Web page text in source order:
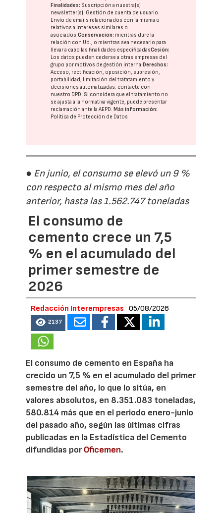
Finalidades: Suscripción a nuestra(s)
newsletter(s). Gestión de cuenta de usuario.
Envío de emails relacionados con la misma o
relativos a intereses similares o
asociados.Conservación: mientras dure la
relación con Ud., o mientras sea necesario para
llevar a cabo las finalidades especificadasCesión:
Los datos pueden cederse a otras empresas del
grupo por motivos de gestión interna. Derechos:
Acceso, rectificación, oposición, supresión,
portabilidad, limitación del tratatamiento y
decisiones automatizadas: contacte con
nuestro DPD. Si considera que el tratamiento no
se ajusta a la normativa vigente, puede presentar
reclamación ante laAEPD. Más información:
Política de Protección de Datos
● En junio, el consumo se elevó un 9 %
con respecto al mismo mes del año
anterior, hasta las 1.562.747 toneladas
El consumo de
cemento crece un 7,5
% en el acumulado del
primer semestre de
2026
Redacción Interempresas 05/08/2026
2137
El consumo de cemento en España ha
crecido un 7,5 % en el acumulado del primer
semestre del año, lo que lo sitúa, en
valores absolutos, en 8.351.083 toneladas,
580.814 más que en el periodo enero-junio
del pasado año, según las últimas cifras
publicadas en la Estadística del Cemento
difundidas porOficemen.